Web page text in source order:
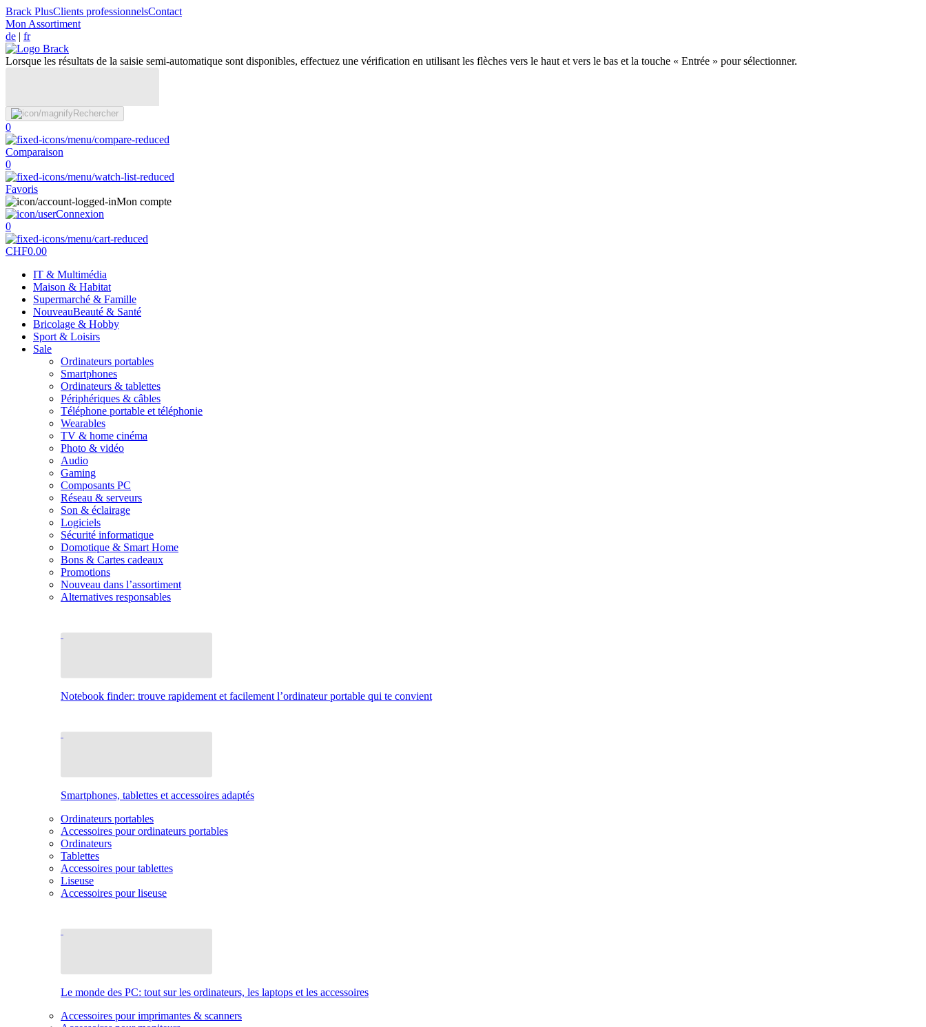
Brack PlusClients professionnelsContact
Mon Assortiment
de | fr
Lorsque les résultats de la saisie semi-automatique sont disponibles, effectuez une vérification en utilisant les flèches vers le haut et vers le bas et la touche « Entrée » pour sélectionner.
Rechercher
0
Comparaison
0
Favoris
Mon compte
Connexion
0
CHF0.00
IT & Multimédia
Maison & Habitat
Supermarché & Famille
NouveauBeauté & Santé
Bricolage & Hobby
Sport & Loisirs
Sale
Ordinateurs portables
Smartphones
Ordinateurs & tablettes
Périphériques & câbles
Téléphone portable et téléphonie
Wearables
TV & home cinéma
Photo & vidéo
Audio
Gaming
Composants PC
Réseau & serveurs
Son & éclairage
Logiciels
Sécurité informatique
Domotique & Smart Home
Bons & Cartes cadeaux
Promotions
Nouveau dans l’assortiment
Alternatives responsables
Notebook finder: trouve rapidement et facilement l’ordinateur portable qui te convient
Smartphones, tablettes et accessoires adaptés
Ordinateurs portables
Accessoires pour ordinateurs portables
Ordinateurs
Tablettes
Accessoires pour tablettes
Liseuse
Accessoires pour liseuse
Le monde des PC: tout sur les ordinateurs, les laptops et les accessoires
Accessoires pour imprimantes & scanners